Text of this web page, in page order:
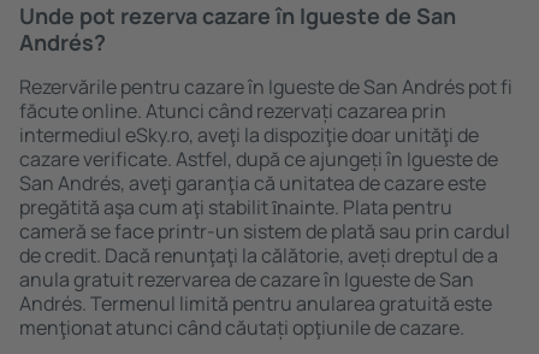
Unde pot rezerva cazare în Igueste de San
Andrés?
Rezervările pentru cazare în Igueste de San Andrés pot fi
făcute online. Atunci când rezervați cazarea prin
intermediul eSky.ro, aveţi la dispoziţie doar unităţi de
cazare verificate. Astfel, după ce ajungeți în Igueste de
San Andrés, aveţi garanţia că unitatea de cazare este
pregătită aşa cum aţi stabilit ȋnainte. Plata pentru
cameră se face printr-un sistem de plată sau prin cardul
de credit. Dacă renunţaţi la călătorie, aveți dreptul de a
anula gratuit rezervarea de cazare în Igueste de San
Andrés. Termenul limită pentru anularea gratuită este
menţionat atunci când căutați opţiunile de cazare.